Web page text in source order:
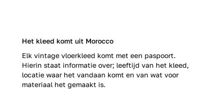
Het kleed komt uit Morocco
Elk vintage vloerkleed komt met een paspoort.
Hierin staat informatie over; leeftijd van het kleed,
locatie waar het vandaan komt en van wat voor
materiaal het gemaakt is.